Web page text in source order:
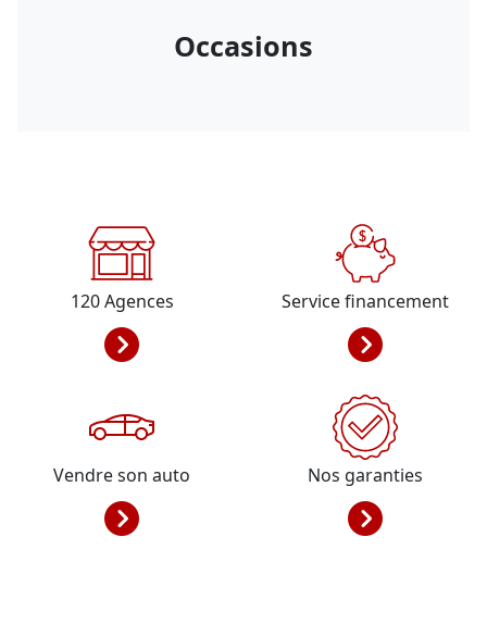
Occasions
120Agences Service financement
Vendre son auto Nos garanties